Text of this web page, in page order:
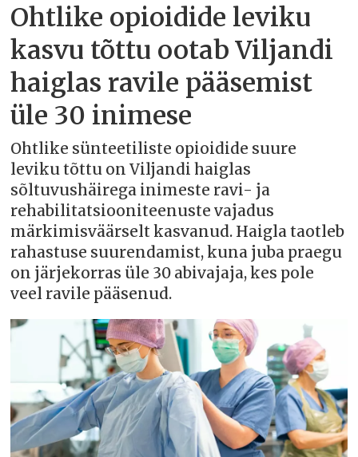
Ohtlike opioidide leviku
kasvu tõttu ootab Viljandi
haiglas ravile pääsemist
üle 30 inimese
Ohtlike sünteetiliste opioidide suure
leviku tõttu on Viljandi haiglas
sõltuvushäirega inimeste ravi- ja
rehabilitatsiooniteenuste vajadus
märkimisväärselt kasvanud. Haigla taotleb
rahastuse suurendamist, kuna juba praegu
on järjekorras üle 30 abivajaja, kes pole
veel ravile pääsenud.